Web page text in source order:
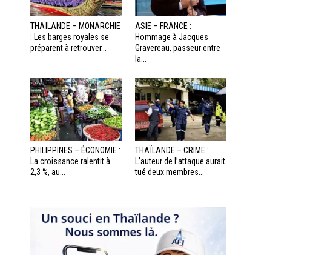
THAÏLANDE – MONARCHIE
: Les barges royales se
préparent à retrouver...
ASIE – FRANCE :
Hommage à Jacques
Gravereau, passeur entre
la...
PHILIPPINES – ÉCONOMIE :
La croissance ralentit à
2,3 %, au...
THAÏLANDE – CRIME :
L’auteur de l’attaque aurait
tué deux membres...